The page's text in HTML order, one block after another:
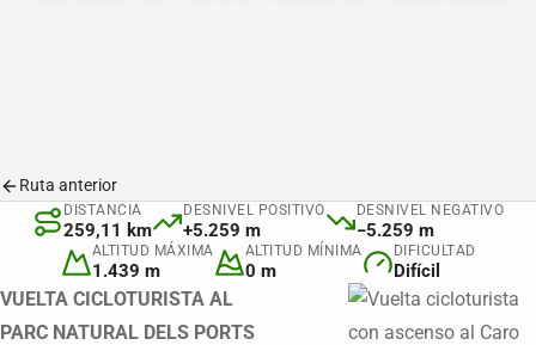
Ruta anterior
DISTANCIA
259,11 km
DESNIVEL POSITIVO
+5.259 m
DESNIVEL NEGATIVO
−5.259 m
ALTITUD MÁXIMA
1.439 m
ALTITUD MÍNIMA
0 m
DIFICULTAD
Difícil
VUELTA CICLOTURISTA AL
PARC NATURAL DELS PORTS